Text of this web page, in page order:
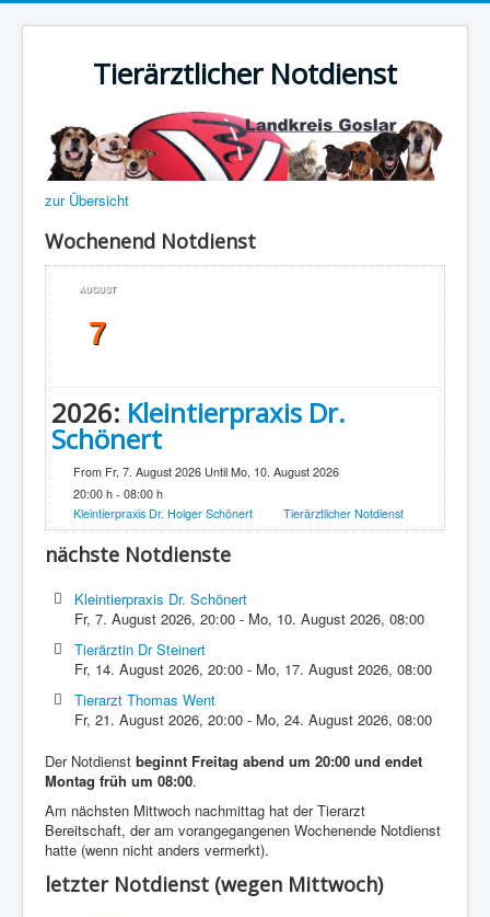
Tierärztlicher Notdienst
zur Übersicht
Wochenend Notdienst
AUGUST
7
2026: Kleintierpraxis Dr.
Schönert
From Fr, 7. August 2026 Until Mo, 10. August 2026
20:00 h - 08:00 h
Kleintierpraxis Dr. Holger Schönert
Tierärztlicher Notdienst
nächste Notdienste
Kleintierpraxis Dr. Schönert
Fr, 7. August 2026,20:00 - Mo, 10. August 2026,08:00
Tierärztin Dr Steinert
Fr, 14. August 2026,20:00 - Mo, 17. August 2026,08:00
Tierarzt Thomas Went
Fr, 21. August 2026,20:00 - Mo, 24. August 2026,08:00
Der Notdienst beginnt Freitag abend um 20:00 und endet
Montag früh um 08:00.
Am nächsten Mittwoch nachmittag hat der Tierarzt
Bereitschaft, der am vorangegangenen Wochenende Notdienst
hatte (wenn nicht anders vermerkt).
letzter Notdienst (wegen Mittwoch)